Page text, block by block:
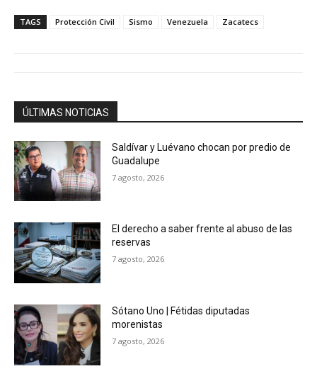
TAGS Protección Civil Sismo Venezuela Zacatecs
ÚLTIMAS NOTICIAS
Saldívar y Luévano chocan por predio de
Guadalupe
7 agosto, 2026
El derecho a saber frente al abuso de las
reservas
7 agosto, 2026
Sótano Uno | Fétidas diputadas
morenistas
7 agosto, 2026